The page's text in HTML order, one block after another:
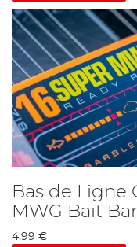
Bas de Ligne
MWG Bait
4,99 €